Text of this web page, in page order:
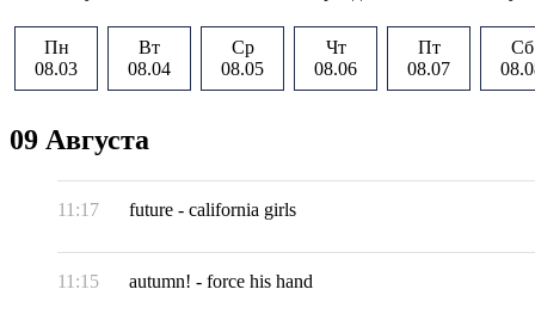
Пн
08.03
Вт
08.04
Ср
08.05
Чт
08.06
Пт
08.07
Сб
09 Августа
11:17 future - california girls
11:15 autumn! - force his hand